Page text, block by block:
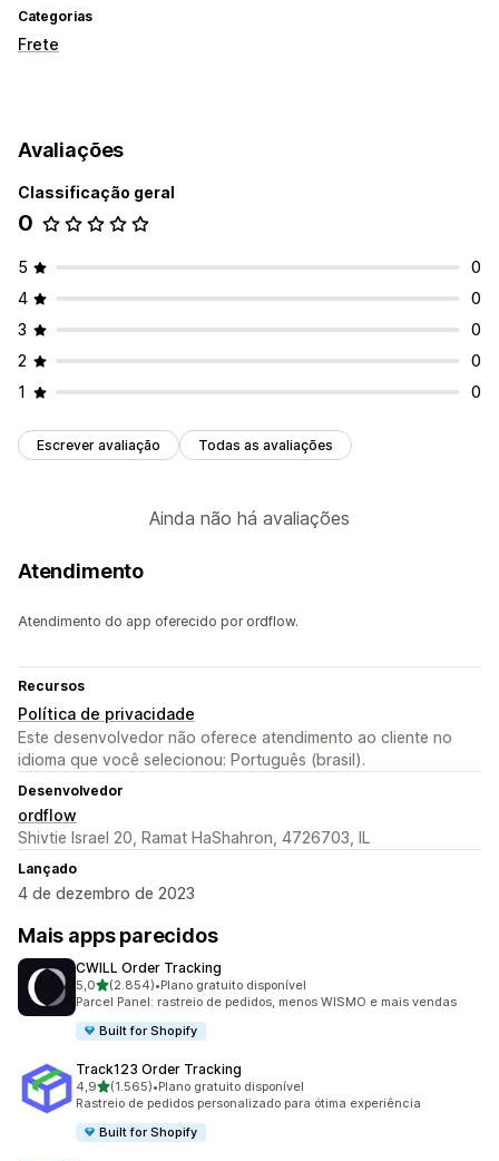
Categorias
Frete
Avaliações
Classificação geral
0
5
0
4
0
3
0
2
0
1
0
Escrever avaliação Todas as avaliações
Ainda não há avaliações
Atendimento
Atendimento do app oferecido por ordflow.
Recursos
Política de privacidade
Este desenvolvedor não oferece atendimento ao cliente no
idioma que você selecionou: Português (brasil).
Desenvolvedor
ordflow
Shivtie Israel 20, Ramat HaShahron, 4726703, IL
Lançado
4 de dezembro de 2023
Mais apps parecidos
CWILL Order Tracking
5,0de 5 estrelas
(2.854)
2854 avaliações ao todo
•Plano gratuito disponível
Parcel Panel: rastreio de pedidos, menos WISMO e mais vendas
Built for Shopify
Track123 Order Tracking
4,9de 5 estrelas
(1.565)
1565 avaliações ao todo
•Plano gratuito disponível
Rastreio de pedidos personalizado para ótima experiência
Built for Shopify